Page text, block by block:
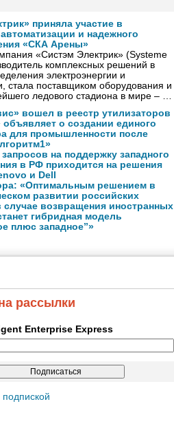
приняла участие в
и надежного
«СКА Арены»
«Систэм Электрик» (Systeme
комплексных решений в
электроэнергии и
стала поставщиком оборудования и
ледового стадиона в мире – …
вошел в реестр утилизаторов
объявляет о создании единого
для промышленности после
запросов на поддержку западного
в РФ приходится на решения
и Dell
«Оптимальным решением в
развитии российских
случае возвращения иностранных
гибридная модель
плюс западное”»
рассылки
Enterprise Express